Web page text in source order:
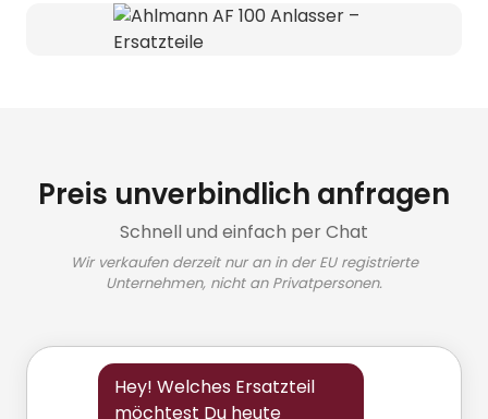
Preis unverbindlich anfragen
Schnell und einfach per Chat
Wir verkaufen derzeit nur an in der EU registrierte
Unternehmen, nicht an Privatpersonen.
Hey! Welches Ersatzteil
möchtest Du heute